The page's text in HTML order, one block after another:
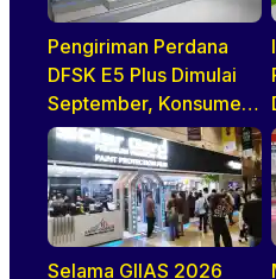
Pengiriman Perdana
DFSK E5 Plus Dimulai
September, Konsumen
Diajak Tur Pabrik
Selama GIIAS 2026